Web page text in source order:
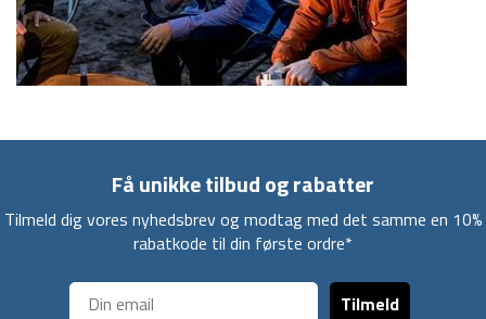
Få unikke tilbud og rabatter
Tilmeld dig vores nyhedsbrev og modtag med det samme en 10%
rabatkode til din første ordre*
Tilmeld